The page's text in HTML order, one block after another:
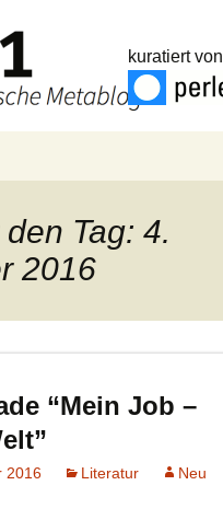
kuratiert von
Tag: 4.
2016
“Mein Job –
2016 Literatur Neu